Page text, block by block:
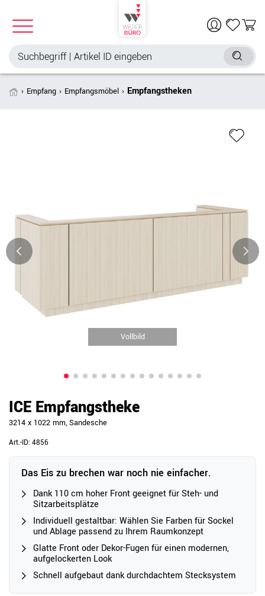
Empfang Empfangsmöbel Empfangstheken
Vollbild
ICE Empfangstheke
3214 x 1022 mm, Sandesche
Art.-ID: 4856
Das Eis zu brechen war noch nie einfacher.
Dank 110 cm hoher Front geeignet für Steh- und
Sitzarbeitsplätze
Individuell gestaltbar: Wählen Sie Farben für Sockel
und Ablage passend zu Ihrem Raumkonzept
Glatte Front oder Dekor-Fugen für einen modernen,
aufgelockerten Look
Schnell aufgebaut dank durchdachtem Stecksystem